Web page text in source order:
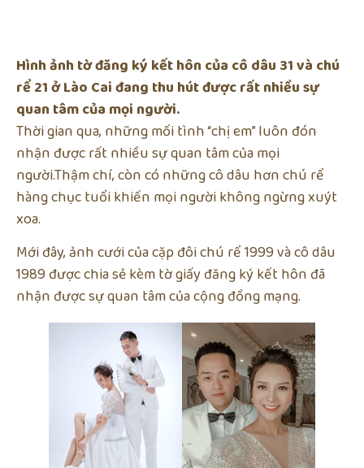
Hình ảnh tờ đăng ký kết hôn của cô dâu 31 và chú
rể 21 ở Lào Cai đang thu hút được rất nhiều sự
quan tâm của mọi người.
Thời gian qua, những mối tình “chị em” luôn đón
nhận được rất nhiều sự quan tâm của mọi
người.Thậm chí, còn có những cô dâu hơn chú rể
hàng chục tuổi khiến mọi người không ngừng xuýt
xoa.
Mới đây, ảnh cưới của cặp đôi chú rể 1999 và cô dâu
1989 được chia sẻ kèm tờ giấy đăng ký kết hôn đã
nhận được sự quan tâm của cộng đồng mạng.